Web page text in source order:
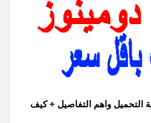
التحميل واهم التفاصيل + كيف